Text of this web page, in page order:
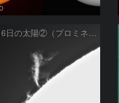
8月6日の太陽②（プロミネン北東縁 ）